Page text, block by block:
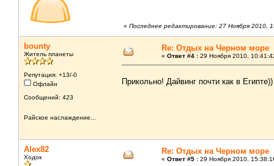
« Последнее редактирование: 27 Ноября 2010,
bounty
Житель планеты
Репутация: +13/-0
Офлайн
Сообщений: 423
Райское наслаждение...
Re: Отдых на Черном море
« Ответ #4 : 29 Ноября 2010,
Прикольно! Дайвинг почти как в
Alex82
Ходок
Re: Отдых на Черном море
« Ответ #5 : 29 Ноября 2010,